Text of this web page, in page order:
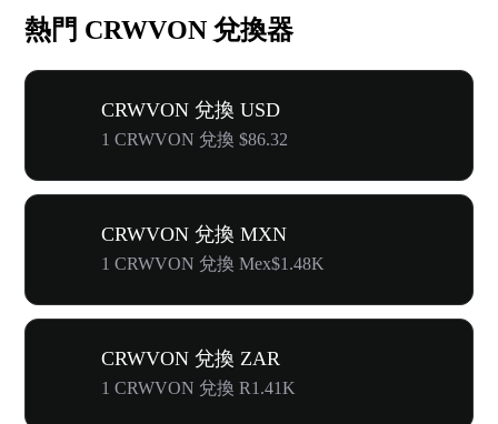
熱門 CRWVON 兌換器
CRWVON 兌換 USD
1 CRWVON 兌換 $86.32
CRWVON 兌換 MXN
1 CRWVON 兌換 Mex$1.48K
CRWVON 兌換 ZAR
1 CRWVON 兌換 R1.41K